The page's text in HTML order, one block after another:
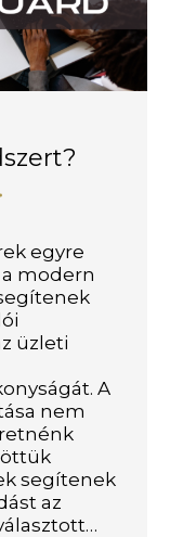
egyre
modern
üzleti
A
nem
segítenek
az